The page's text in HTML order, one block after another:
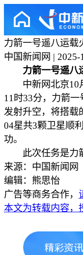
力箭一号遥八运载
中国新闻网 | 2025-
力箭一号遥八
中新网北京10月
11时33分，力箭
发射升空，将搭载
04星共3颗卫星顺
功。
此次任务是力箭
来源：中国新闻网
编辑：熊思怡
广告等商务合作，
本文为转载内容，